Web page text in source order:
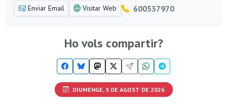
Enviar Email Visitar Web 600537970
Ho vols compartir?
DIUMENGE, 9 DE AGOST DE 2026